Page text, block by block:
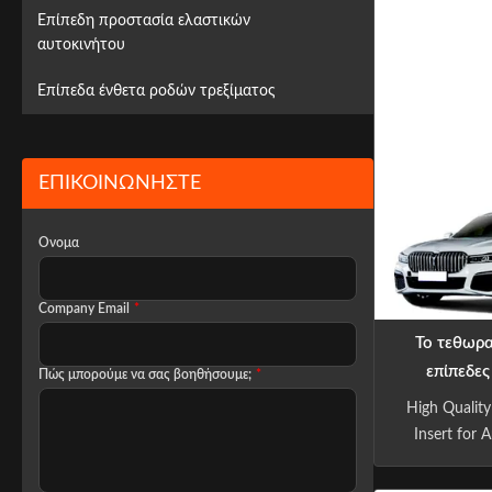
Επίπεδη προστασία ελαστικών
αυτοκινήτου
Επίπεδα ένθετα ροδών τρεξίματος
ΕΠΙΚΟΙΝΩΝΉΣΤΕ
Ονομα
Company Email *
Πώς μπορούμε να σας βοηθήσουμε; *
your
into the
Το
ΣΕΙΡΕΣ
High
Insert for
Conley